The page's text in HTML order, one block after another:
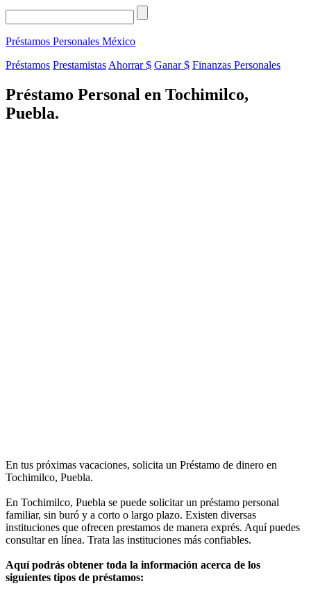
Préstamos Personales México
Préstamos Prestamistas Ahorrar $ Ganar $ Finanzas Personales
Préstamo Personal en Tochimilco,
Puebla.
En tus próximas vacaciones, solicita un Préstamo de dinero en
Tochimilco, Puebla.
En Tochimilco, Puebla se puede solicitar un préstamo personal
familiar, sin buró y a corto o largo plazo. Existen diversas
instituciones que ofrecen prestamos de manera exprés. Aquí puedes
consultar en línea. Trata las instituciones más confiables.
Aquí podrás obtener toda la información acerca de los
siguientes tipos de préstamos: